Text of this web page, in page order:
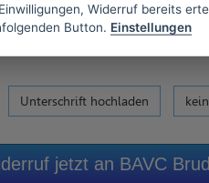
Unterschrift hochladen
jetzt an BAVC
Widerruf bereits
Button. Einstellungen